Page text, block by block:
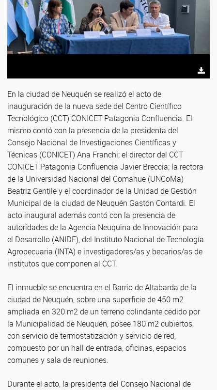
En la ciudad de Neuquén se realizó el acto de
inauguración de la nueva sede del Centro Científico
Tecnológico (CCT) CONICET Patagonia Confluencia. El
mismo contó con la presencia de la presidenta del
Consejo Nacional de Investigaciones Científicas y
Técnicas (CONICET) Ana Franchi; el director del CCT
CONICET Patagonia Confluencia Javier Breccia; la rectora
de la Universidad Nacional del Comahue (UNCoMa)
Beatriz Gentile y el coordinador de la Unidad de Gestión
Municipal de la ciudad de Neuquén Gastón Contardi. El
acto inaugural además contó con la presencia de
autoridades de la Agencia Neuquina de Innovación para
el Desarrollo (ANIDE), del Instituto Nacional de Tecnología
Agropecuaria (INTA) e investigadores/as y becarios/as de
institutos que componen al CCT.
El inmueble se encuentra en el Barrio de Altabarda de la
ciudad de Neuquén, sobre una superficie de 450 m2
ampliada en 320 m2 de un terreno colindante cedido por
la Municipalidad de Neuquén, posee 180 m2 cubiertos,
con servicio de termostatización y servicio de red,
compuesto por un hall de entrada, oficinas, espacios
comunes y sala de reuniones.
Durante el acto, la presidenta del Consejo Nacional de